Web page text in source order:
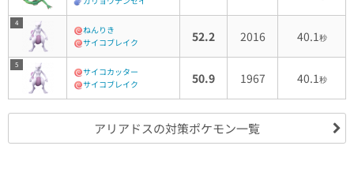
4
ねんりき
サイコブレイク
52.2 2016 40.1秒
5
サイコカッター
サイコブレイク
50.9 1967 40.1秒
アリアドスの対策ポケモン一覧